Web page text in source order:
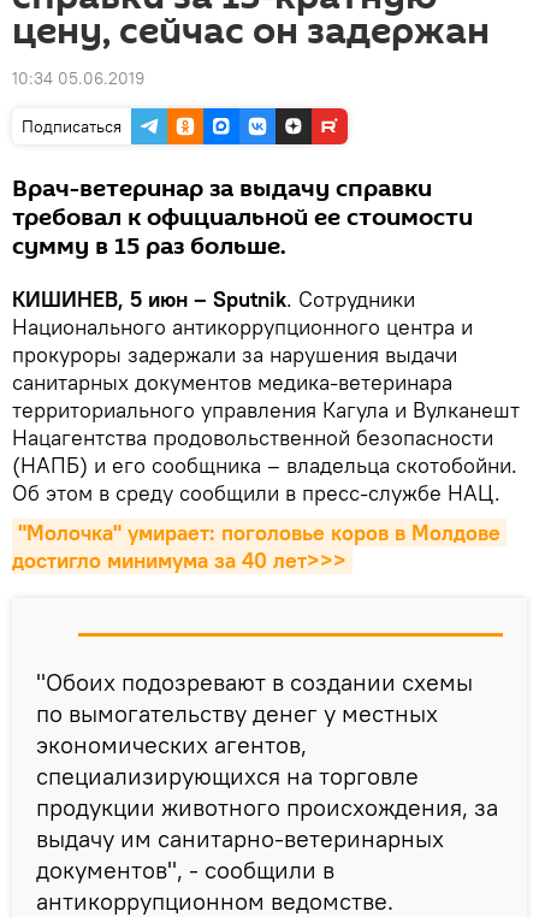
цену, сейчас он задержан
10:34 05.06.2019
Подписаться
Врач-ветеринар за выдачу справки
требовал к официальной ее стоимости
сумму в 15 раз больше.
КИШИНЕВ, 5 июн – Sputnik. Сотрудники
Национального антикоррупционного центра и
прокуроры задержали за нарушения выдачи
санитарных документов медика-ветеринара
территориального управления Кагула и Вулканешт
Нацагентства продовольственной безопасности
(НАПБ) и его сообщника – владельца скотобойни.
Об этом в среду сообщили в пресс-службе НАЦ.
"Молочка" умирает: поголовье коров в Молдове
достигло минимума за 40 лет>>>
"Обоих подозревают в создании схемы
по вымогательству денег у местных
экономических агентов,
специализирующихся на торговле
продукции животного происхождения, за
выдачу им санитарно-ветеринарных
документов", - сообщили в
антикоррупционном ведомстве.